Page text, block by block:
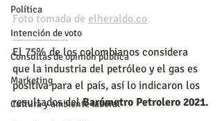
Política
Intención de voto
Consultas de opinión pública
Marketing
Cultura y ambiente laboral
Foto tomada de elheraldo.co
__________
El 75% de los colombianos considera
que la industria del petróleo y el gas es
positiva para el país, así lo indicaron los
resultados del Barómetro Petrolero 2021.